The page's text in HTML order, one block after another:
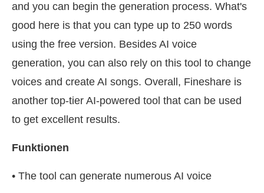
and you can begin the generation process. What's
good here is that you can type up to 250 words
using the free version. Besides AI voice
generation, you can also rely on this tool to change
voices and create AI songs. Overall, Fineshare is
another top-tier AI-powered tool that can be used
to get excellent results.
Funktionen
• The tool can generate numerous AI voice